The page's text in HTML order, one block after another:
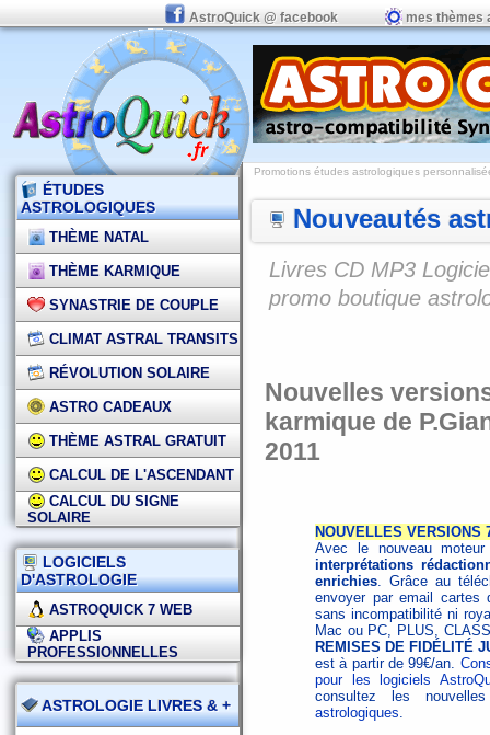
AstroQuick @ facebook mes thèmes
ÉTUDES
ASTROLOGIQUES
THÈME NATAL
THÈME KARMIQUE
SYNASTRIE DE COUPLE
CLIMAT ASTRAL TRANSITS
RÉVOLUTION SOLAIRE
ASTRO CADEAUX
THÈME ASTRAL GRATUIT
CALCUL DE L'ASCENDANT
CALCUL DU SIGNE
SOLAIRE
LOGICIELS
D'ASTROLOGIE
ASTROQUICK 7 WEB
APPLIS
PROFESSIONNELLES
ASTROLOGIE LIVRES & +
Promotions études astrologiques
Nouveautés
Livres CD MP3
promo boutique
Nouvelles
karmique de
2011
NOUVELLES VERSIONS
Avec le nouveau
interprétations
enrichies. Grâce au
envoyer par email cartes
sans incompatibilité ni
Mac ou PC, PLUS,
REMISES DE FIDÉLITÉ
est à partir de 99€/an.
pour les logiciels
consultez les
astrologiques.